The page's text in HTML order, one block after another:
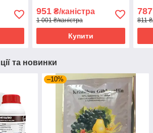
951₴/каністра
1 001 ₴/каністра
Купити
787
811
та новинки
–10%